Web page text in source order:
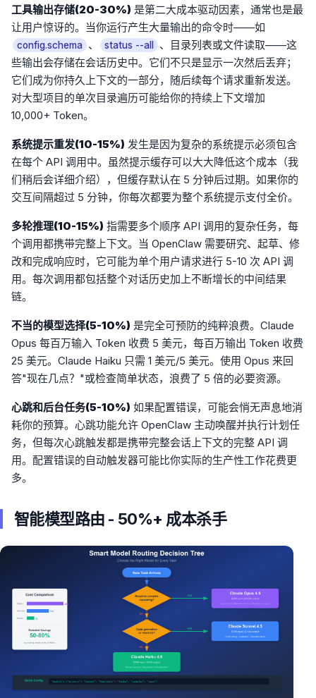
工具输出存储(20-30%) 是第二大成本驱动因素，通常也是最
让用户惊讶的。当你运行产生大量输出的命令时——如
config.schema 、 status --all
、目录列表或文件读取——这
些输出会存储在会话历史中。它们不只是显示一次然后丢弃；
它们成为你持久上下文的一部分，随后续每个请求重新发送。
对大型项目的单次目录遍历可能给你的持续上下文增加
10,000+ Token。
系统提示重发(10-15%) 发生是因为复杂的系统提示必须包含
在每个 API 调用中。虽然提示缓存可以大大降低这个成本（我
们稍后会详细介绍），但缓存默认在 5 分钟后过期。如果你的
交互间隔超过 5 分钟，你每次都要为整个系统提示支付全价。
多轮推理(10-15%) 指需要多个顺序 API 调用的复杂任务，每
个调用都携带完整上下文。当 OpenClaw 需要研究、起草、修
改和完成响应时，它可能为单个用户请求进行 5-10 次 API 调
用。每次调用都包括整个对话历史加上不断增长的中间结果
链。
不当的模型选择(5-10%) 是完全可预防的纯粹浪费。Claude
Opus 每百万输入 Token 收费 5 美元，每百万输出 Token 收费
25 美元。Claude Haiku 只需 1 美元/5 美元。使用 Opus 来回
答"现在几点？"或检查简单状态，浪费了 5 倍的必要资源。
心跳和后台任务(5-10%) 如果配置错误，可能会悄无声息地消
耗你的预算。心跳功能允许 OpenClaw 主动唤醒并执行计划任
务，但每次心跳触发都是携带完整会话上下文的完整 API 调
用。配置错误的自动触发器可能比你实际的生产性工作花费更
多。
智能模型路由 - 50%+ 成本杀手